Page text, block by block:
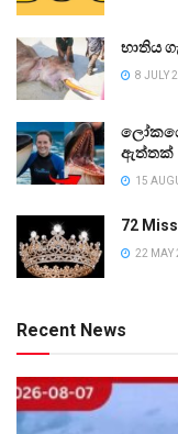
භාතිය
8 JULY
ඇත්තක්
15
72
22 MAY
Recent News